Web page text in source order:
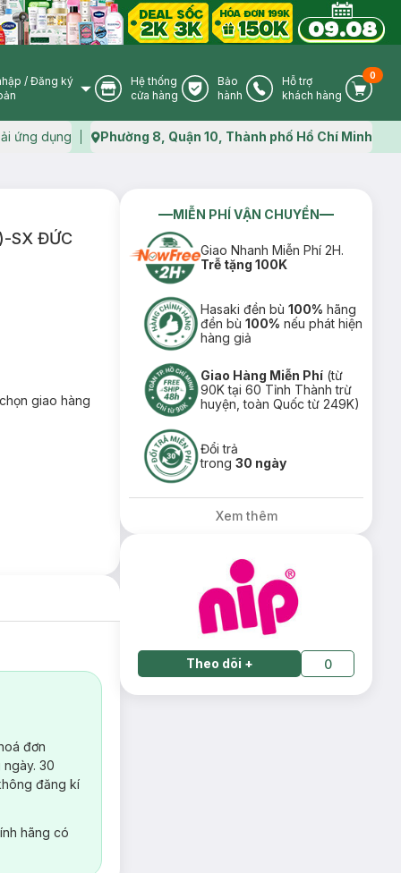
User Icon
/ Đăng ký
Store Icon
Hệ thống
cửa hàng
Warranty Icon
Bảo
hành
Phone Icon
Hỗ trợ
khách hàng
Cart
0
ứng dụng Map icon
Phường 8, Quận 10, Thành phố Hồ Chí Minh
SX ĐỨC
giao hàng
đơn
30
đăng kí
hãng có
MIỄN PHÍ VẬN CHUYỂN
Giao Nhanh Miễn Phí 2H.
Trễ tặng 100K
Hasaki đền bù100% hãng
đền bù100% nếu phát hiện
hàng giả
Giao Hàng Miễn Phí (từ
90K tại 60 Tỉnh Thành trừ
huyện, toàn Quốc từ 249K)
Đổi trả
trong30 ngày
Xem thêm
Theo dõi + 0